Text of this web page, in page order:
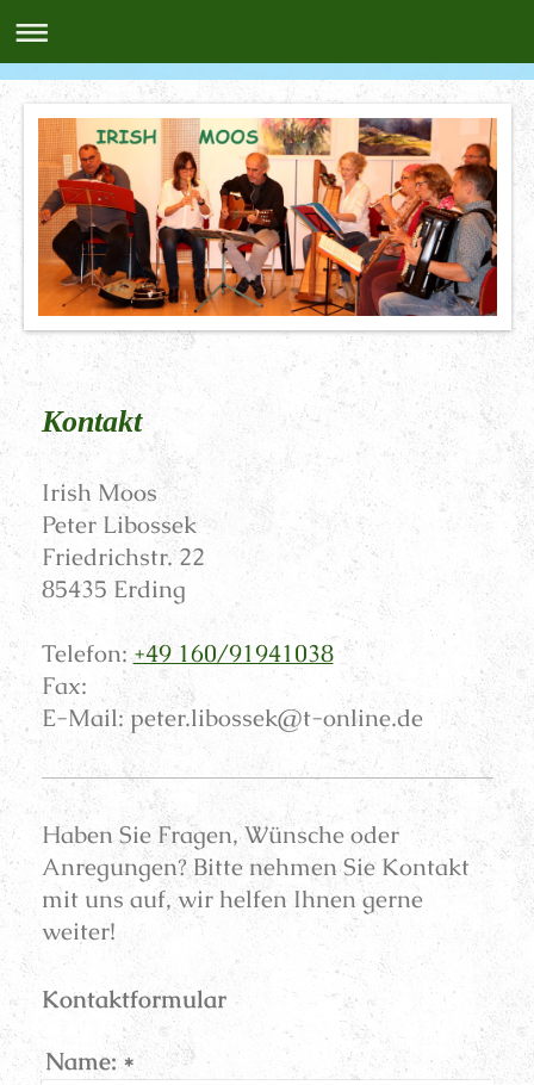
Kontakt
Irish Moos
Peter Libossek
Friedrichstr. 22
85435 Erding
Telefon: +49 160/91941038
Fax:
E-Mail:peter.libossek@t-online.de
Haben Sie Fragen, Wünsche oder
Anregungen? Bitte nehmen Sie Kontakt
mit uns auf, wir helfen Ihnen gerne
weiter!
Kontaktformular
Name: *